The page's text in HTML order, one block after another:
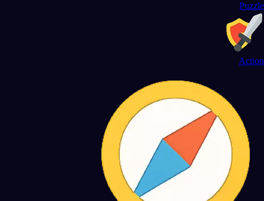
Puzzle
Action